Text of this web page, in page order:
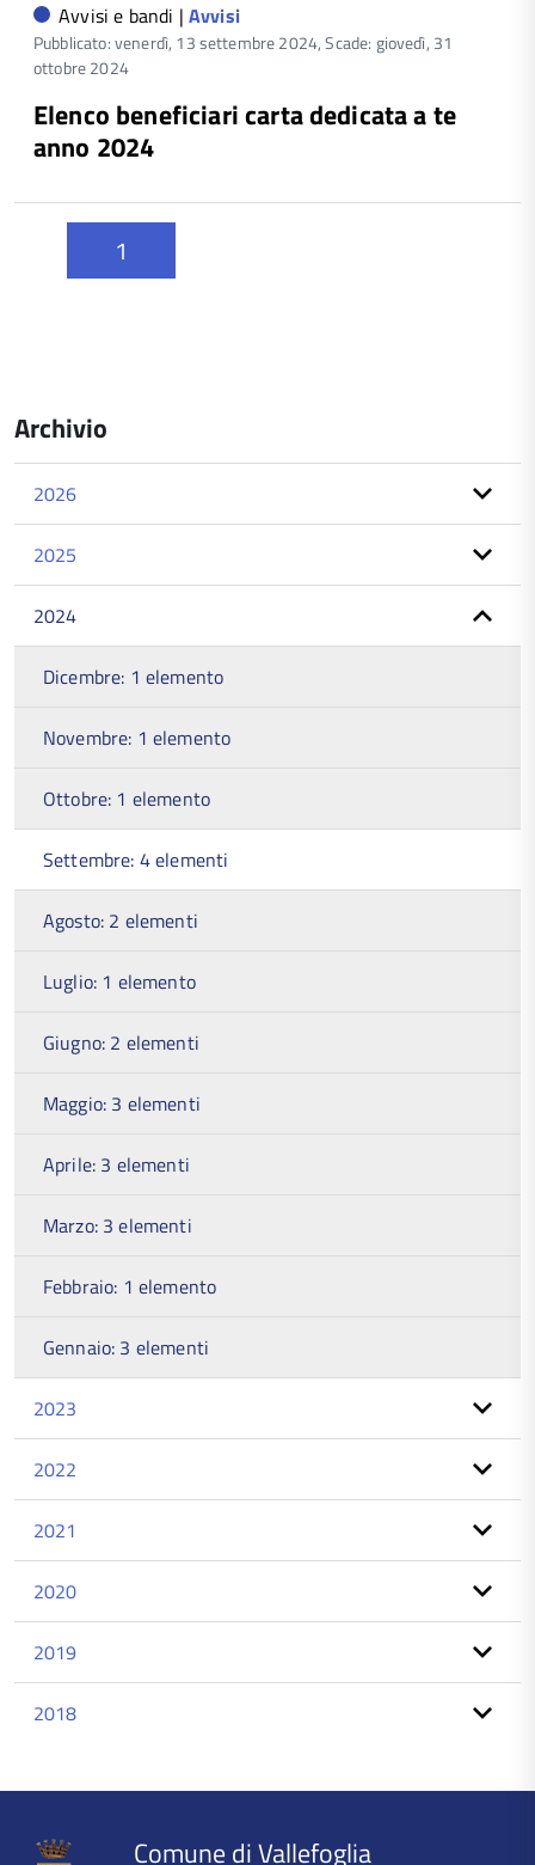
Avvisi e bandi | Avvisi
Pubblicato: venerdì, 13 settembre 2024,Scade: giovedì, 31
ottobre 2024
Elenco beneficiari carta dedicata a te
anno 2024
1
Archivio
2026
2025
2024
Dicembre: 1 elemento
Novembre: 1 elemento
Ottobre: 1 elemento
Settembre: 4 elementi
Agosto: 2 elementi
Luglio: 1 elemento
Giugno: 2 elementi
Maggio: 3 elementi
Aprile: 3 elementi
Marzo: 3 elementi
Febbraio: 1 elemento
Gennaio: 3 elementi
2023
2022
2021
2020
2019
2018
del
Comune di Vallefoglia